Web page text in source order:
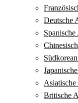
Deutsche
Britische